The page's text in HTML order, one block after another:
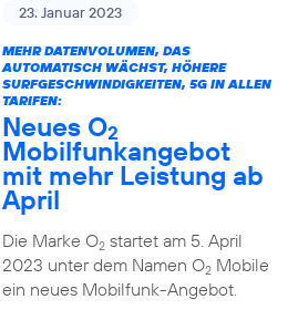
23. Januar 2023
MEHR DATENVOLUMEN, DAS
AUTOMATISCH WÄCHST, HÖHERE
SURFGESCHWINDIGKEITEN, 5G IN ALLEN
TARIFEN:
Neues O2
Mobilfunkangebot
mit mehr Leistung ab
April
Die Marke O2startet am 5. April
2023 unter dem Namen O2Mobile
ein neues Mobilfunk-Angebot.